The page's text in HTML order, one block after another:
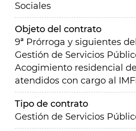
Sociales
Objeto del contrato
9ª Prórroga y siguientes
Gestión de Servicios
Acogimiento residencial
atendidos con cargo al
Tipo de contrato
Gestión de Servicios